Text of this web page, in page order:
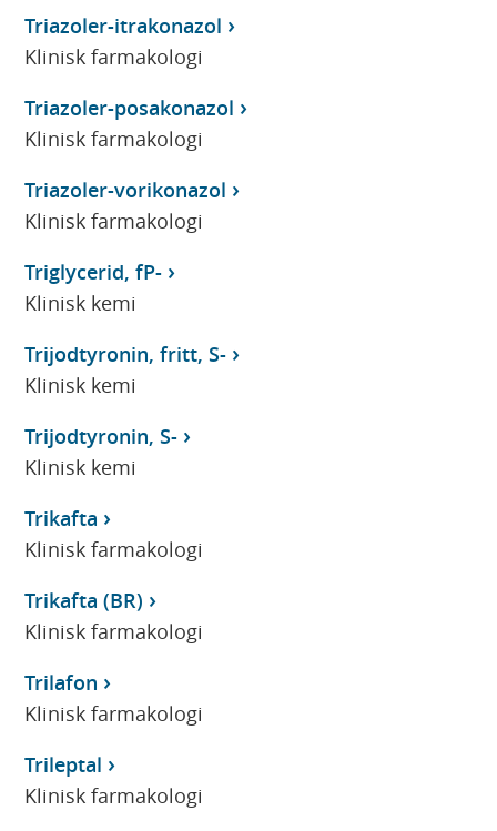
Triazoler-itrakonazol
Klinisk farmakologi
Triazoler-posakonazol
Klinisk farmakologi
Triazoler-vorikonazol
Klinisk farmakologi
Triglycerid, fP-
Klinisk kemi
Trijodtyronin, fritt, S-
Klinisk kemi
Trijodtyronin, S-
Klinisk kemi
Trikafta
Klinisk farmakologi
Trikafta (BR)
Klinisk farmakologi
Trilafon
Klinisk farmakologi
Trileptal
Klinisk farmakologi